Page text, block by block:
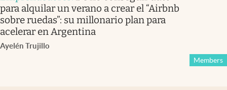
para alquilar un verano a crear el “Airbnb
sobre ruedas”: su millonario plan para
acelerar en Argentina
Ayelén Trujillo
Members